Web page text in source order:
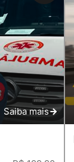
Saiba mais